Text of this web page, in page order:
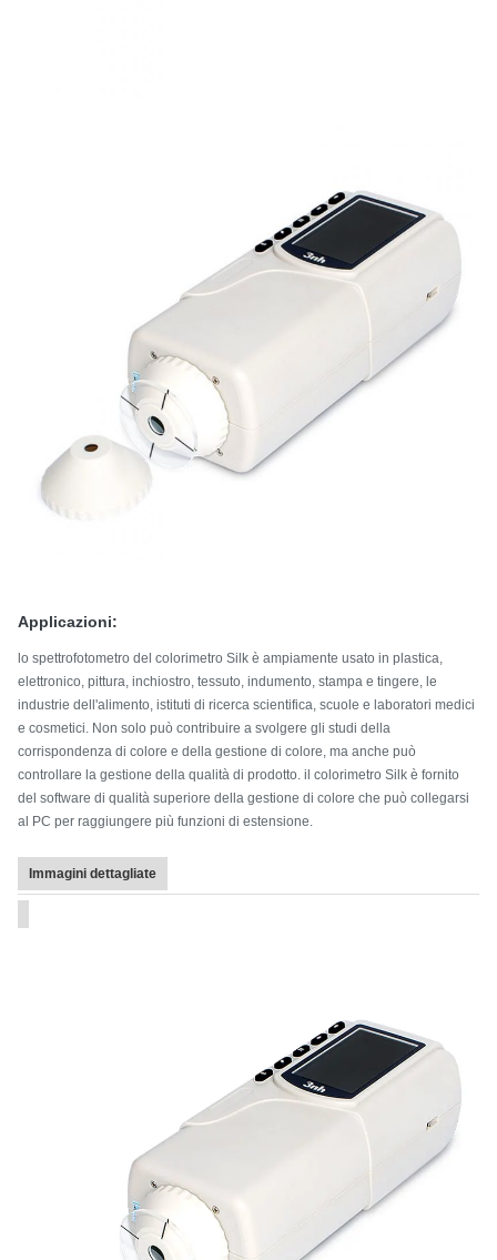
Applicazioni:
lo spettrofotometro del colorimetro Silk è ampiamente usato in plastica,
elettronico, pittura, inchiostro, tessuto, indumento, stampa e tingere, le
industrie dell'alimento, istituti di ricerca scientifica, scuole e laboratori medici
e cosmetici. Non solo può contribuire a svolgere gli studi della
corrispondenza di colore e della gestione di colore, ma anche può
controllare la gestione della qualità di prodotto. il colorimetro Silk è fornito
del software di qualità superiore della gestione di colore che può collegarsi
al PC per raggiungere più funzioni di estensione.
Immagini dettagliate